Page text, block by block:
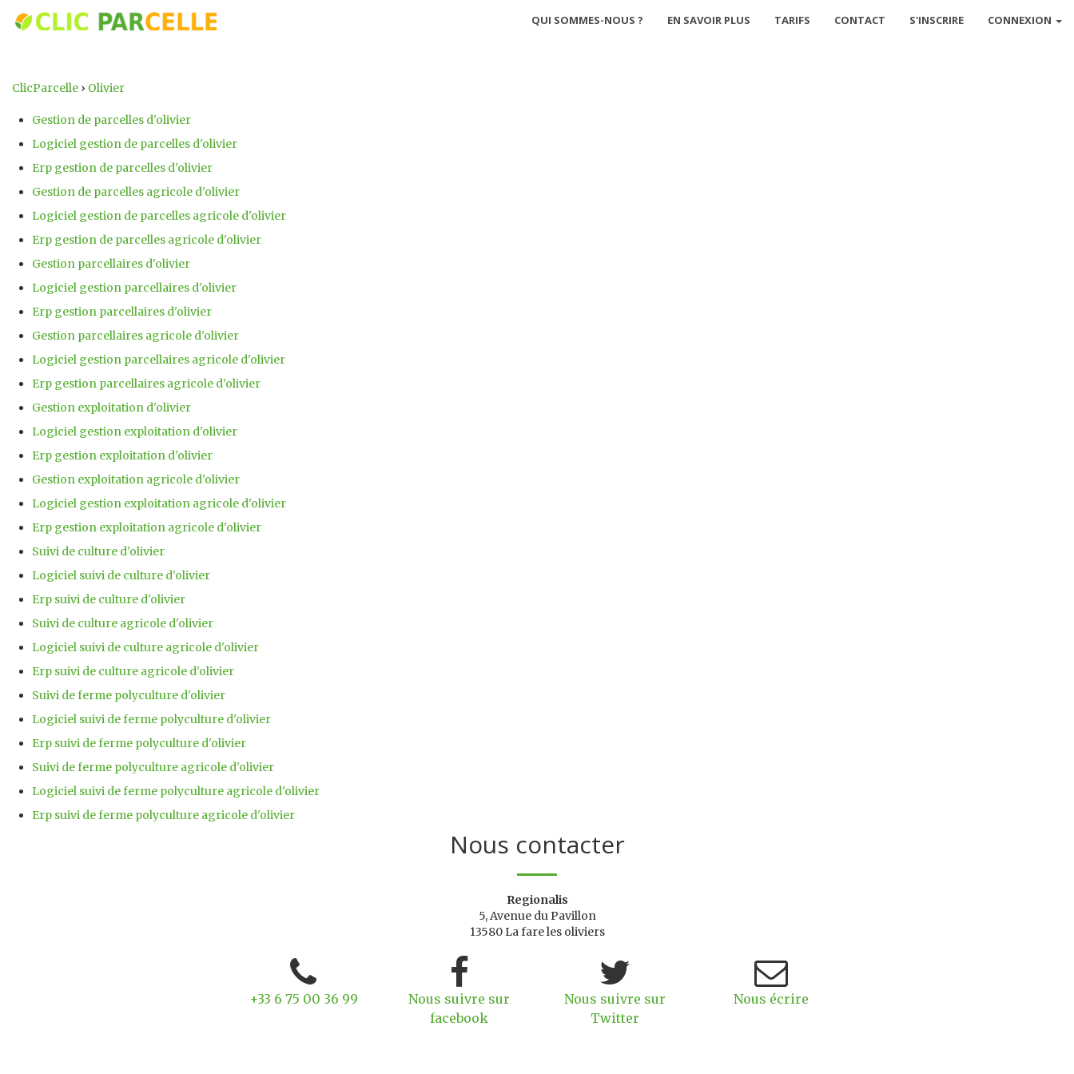
QUI SOMMES-NOUS ? EN SAVOIR PLUS TARIFS CONTACT S'INSCRIRE CONNEXION
ClicParcelle › Olivier
Gestion de parcelles d'olivier
Logiciel gestion de parcelles d'olivier
Erp gestion de parcelles d'olivier
Gestion de parcelles agricole d'olivier
Logiciel gestion de parcelles agricole d'olivier
Erp gestion de parcelles agricole d'olivier
Gestion parcellaires d'olivier
Logiciel gestion parcellaires d'olivier
Erp gestion parcellaires d'olivier
Gestion parcellaires agricole d'olivier
Logiciel gestion parcellaires agricole d'olivier
Erp gestion parcellaires agricole d'olivier
Gestion exploitation d'olivier
Logiciel gestion exploitation d'olivier
Erp gestion exploitation d'olivier
Gestion exploitation agricole d'olivier
Logiciel gestion exploitation agricole d'olivier
Erp gestion exploitation agricole d'olivier
Suivi de culture d'olivier
Logiciel suivi de culture d'olivier
Erp suivi de culture d'olivier
Suivi de culture agricole d'olivier
Logiciel suivi de culture agricole d'olivier
Erp suivi de culture agricole d'olivier
Suivi de ferme polyculture d'olivier
Logiciel suivi de ferme polyculture d'olivier
Erp suivi de ferme polyculture d'olivier
Suivi de ferme polyculture agricole d'olivier
Logiciel suivi de ferme polyculture agricole d'olivier
Erp suivi de ferme polyculture agricole d'olivier
Nous contacter
Regionalis
5, Avenue du Pavillon
13580 La fare les oliviers
+33 6 75 00 36 99
Nous suivre sur
facebook
Nous suivre sur
Twitter
Nous écrire